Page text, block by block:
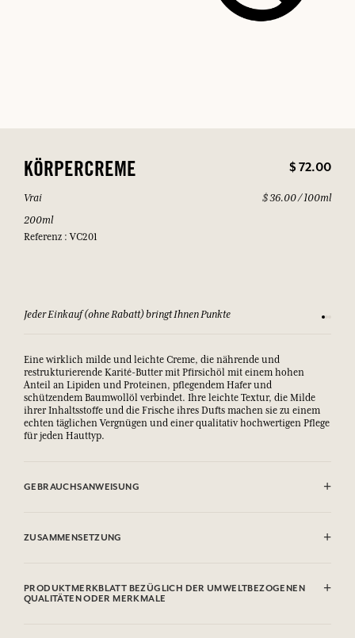
KÖRPERCREME $ 72.00
Vrai
200ml
Referenz : VC201
$ 36.00 / 100ml
Jeder Einkauf (ohne Rabatt) bringt Ihnen Punkte Sehen
Eine wirklich milde und leichte Creme, die nährende und
restrukturierende Karité-Butter mit Pfirsichöl mit einem hohen
Anteil an Lipiden und Proteinen, pflegendem Hafer und
schützendem Baumwollöl verbindet. Ihre leichte Textur, die Milde
ihrer Inhaltsstoffe und die Frische ihres Dufts machen sie zu einem
echten täglichen Vergnügen und einer qualitativ hochwertigen Pflege
für jeden Hauttyp.
GEBRAUCHSANWEISUNG
ZUSAMMENSETZUNG
Helianthus Annuus (Sunflower) Seed Oil, Caprylic/Capric
Triglyceride, Polyglyceryl-3 Stearate, Hydrogenated Coco-Glycerides,
PRODUKTMERKBLATT BEZÜGLICH DER UMWELTBEZOGENEN
QUALITÄTEN ODER MERKMALE